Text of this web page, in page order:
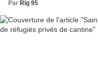
Par Rlg 95